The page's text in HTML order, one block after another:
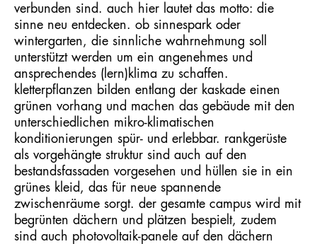
verbunden sind. auch hier lautet das motto: die
sinne neu entdecken. ob sinnespark oder
wintergarten, die sinnliche wahrnehmung soll
unterstützt werden um ein angenehmes und
ansprechendes (lern)klima zu schaffen.
kletterpflanzen bilden entlang der kaskade einen
grünen vorhang und machen das gebäude mit den
unterschiedlichen mikro-klimatischen
konditionierungen spür- und erlebbar. rankgerüste
als vorgehängte struktur sind auch auf den
bestandsfassaden vorgesehen und hüllen sie in ein
grünes kleid, das für neue spannende
zwischenräume sorgt. der gesamte campus wird mit
begrünten dächern und plätzen bespielt, zudem
sind auch photovoltaik-panele auf den dächern